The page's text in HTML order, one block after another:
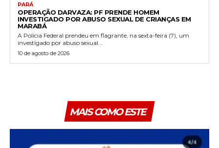
PARÁ
OPERAÇÃO DARVAZA: PF PRENDE HOMEM
INVESTIGADO POR ABUSO SEXUAL DE CRIANÇAS EM
MARABÁ
A Polícia Federal prendeu em flagrante, na sexta-feira (7), um
investigado por abuso sexual...
10 de agosto de 2026
MAIS COMO ESTE